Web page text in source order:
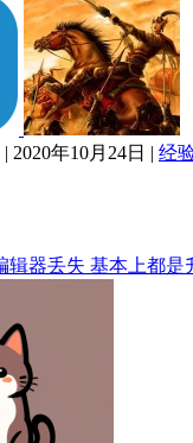
2020年10月24日 | 经
辑器丢失 基本上都是